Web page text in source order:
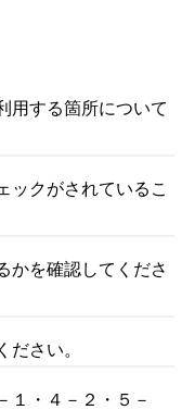
用する箇所について
ックがされているこ
かを確認してくださ
ださい。
１・４－２・５－